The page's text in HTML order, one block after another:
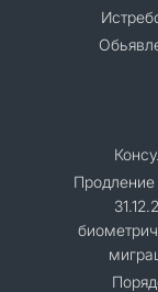
Продление